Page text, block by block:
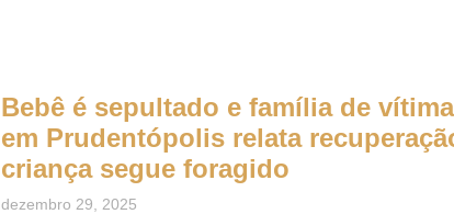
Bebê é sepultado e família de
em Prudentópolis relata
criança segue foragido
dezembro 29, 2025